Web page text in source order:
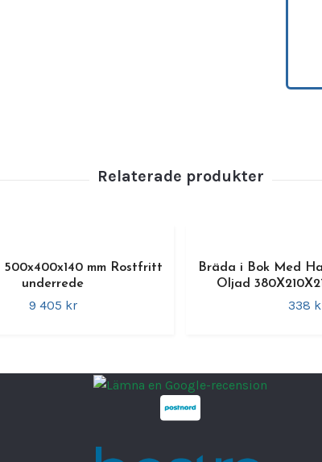
500x400x140 mm Rostfritt
underrede
9 405 kr
Bräda i Bok Med
Oljad
338